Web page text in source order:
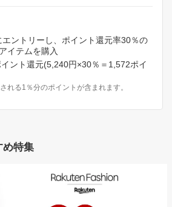
ントリーし、ポイント還元率30％の
イテムを購入
ント還元(5,240円×30％＝1,572ポイ
れる1％分のポイントが含まれます。
め特集